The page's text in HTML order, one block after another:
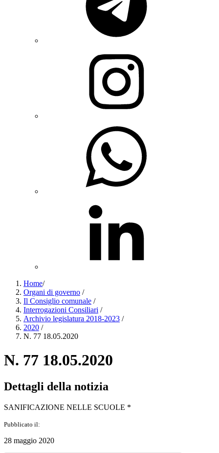
Home/
Organi di governo /
Il Consiglio comunale /
Interrogazioni Consiliari /
Archivio legislatura 2018-2023 /
2020 /
N. 77 18.05.2020
N. 77 18.05.2020
Dettagli della notizia
SANIFICAZIONE NELLE SCUOLE *
Pubblicato il:
28 maggio 2020